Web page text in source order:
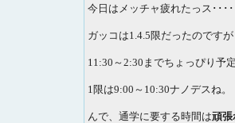
今日はメッチャ疲れたっス････
ガッコは1.4.5限だったのですが
11:30～2:30までちょっぴり予
1限は9:00～10:30ナノデスね。
んで、通学に要する時間は頑張